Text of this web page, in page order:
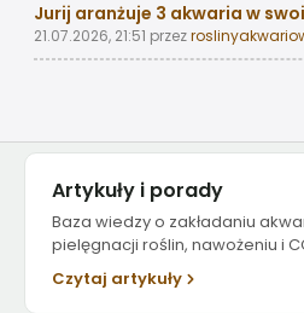
Jurij aranżuje 3 akwaria w
21.07.2026, 21:51 przez
Artykuły i porady
Baza wiedzy o zakładaniu
pielęgnacji roślin, nawożeniu i
Czytaj artykuły